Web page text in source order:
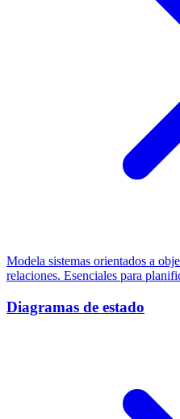
Modela sistemas orientados a
relaciones. Esenciales para
Diagramas de estado